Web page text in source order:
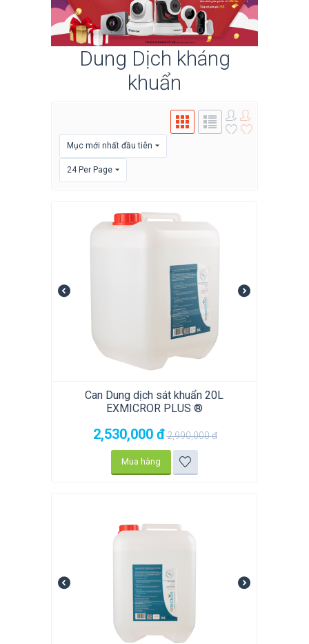
Dung Dịch kháng
khuẩn
Mục mới nhất đầu tiên
24 Per Page
Can Dung dịch sát khuẩn 20L
EXMICROR PLUS ®
2,530,000 đ2,990,000đ
Mua hàng